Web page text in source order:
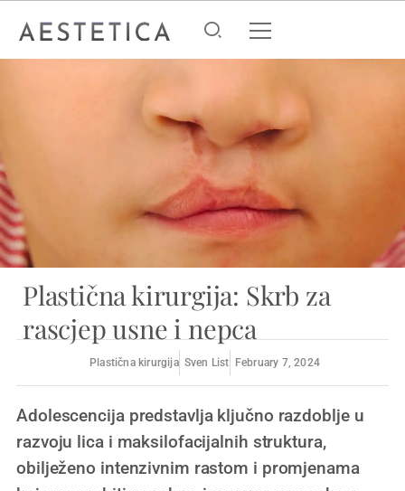
Plastična kirurgija: Skrb za
rascjep usne i nepca
Plastična kirurgija Sven List February 7, 2024
Adolescencija predstavlja ključno razdoblje u
razvoju lica i maksilofacijalnih struktura,
obilježeno intenzivnim rastom i promjenama